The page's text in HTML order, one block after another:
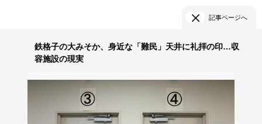
記事ページへ
鉄格子の大みそか、身近な「難民」天井に礼拝の印…収
容施設の現実